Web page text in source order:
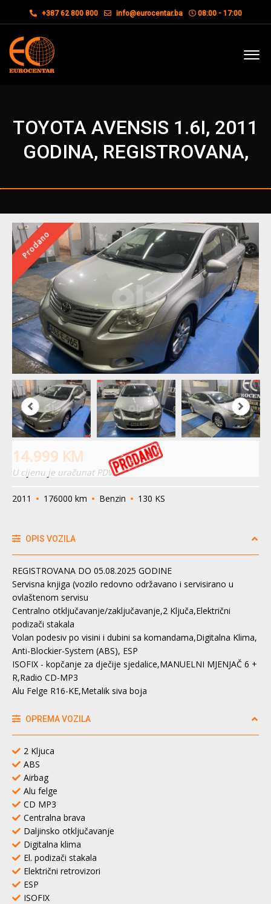
+387 62 800 800 info@eurocentar.ba 08:00 - 17:00
TOYOTA AVENSIS 1.6I, 2011
GODINA, REGISTROVANA,
Prodano
14.999 KM
U cijenu je uračunat PDV
2011 176000 km Benzin 130 KS
OPIS VOZILA
REGISTROVANA DO 05.08.2025 GODINE
Servisna knjiga (vozilo redovno održavano i servisirano u
ovlaštenom servisu
Centralno otključavanje/zaključavanje,2 Ključa,Električni
podizači stakala
Volan podesiv po visini i dubini sa komandama,Digitalna Klima,
Anti-Blockier-System (ABS), ESP
ISOFIX - kopčanje za dječije sjedalice,MANUELNI MJENJAČ 6 +
R,Radio CD-MP3
Alu Felge R16-KE,Metalik siva boja
OPREMA VOZILA
2 Kljuca
ABS
Airbag
Alu felge
CD MP3
Centralna brava
Daljinsko otključavanje
Digitalna klima
El. podizači stakala
Električni retrovizori
ESP
ISOFIX